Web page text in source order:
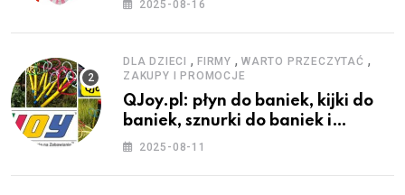
2025-08-16
DLA DZIECI , FIRMY , WARTO PRZECZYTAĆ ,
ZAKUPY I PROMOCJE
QJoy.pl: płyn do baniek, kijki do
baniek, sznurki do baniek i
zestawy do baniek
2025-08-11